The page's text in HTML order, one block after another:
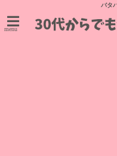
バタ
menu